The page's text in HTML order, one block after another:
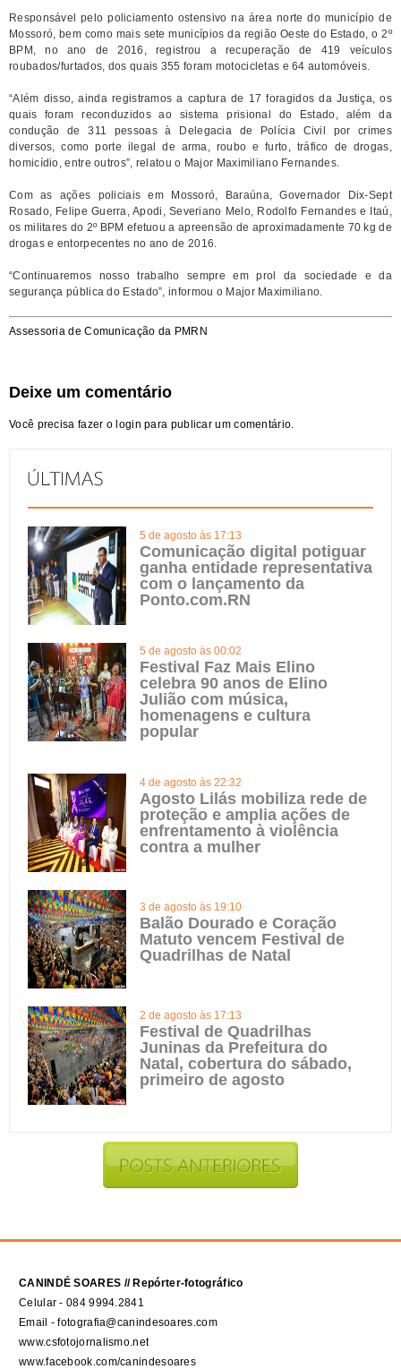
Responsável pelo policiamento ostensivo na área norte do município de
Mossoró, bem como mais sete municípios da região Oeste do Estado, o 2º
BPM, no ano de 2016, registrou a recuperação de 419 veículos
roubados/furtados, dos quais 355 foram motocicletas e 64 automóveis.
“Além disso, ainda registramos a captura de 17 foragidos da Justiça, os
quais foram reconduzidos ao sistema prisional do Estado, além da
condução de 311 pessoas à Delegacia de Polícia Civil por crimes
diversos, como porte ilegal de arma, roubo e furto, tráfico de drogas,
homicídio, entre outros”, relatou o Major Maximiliano Fernandes.
Com as ações policiais em Mossoró, Baraúna, Governador Dix-Sept
Rosado, Felipe Guerra, Apodi, Severiano Melo, Rodolfo Fernandes e Itaú,
os militares do 2º BPM efetuou a apreensão de aproximadamente 70 kg de
drogas e entorpecentes no ano de 2016.
“Continuaremos nosso trabalho sempre em prol da sociedade e da
segurança pública do Estado”, informou o Major Maximiliano.
Assessoria de Comunicação da PMRN
Deixe um comentário
Você precisa fazer o login para publicar um comentário.
5 de agosto às 17:13
Comunicação digital potiguar
ganha entidade representativa
com o lançamento da
Ponto.com.RN
5 de agosto às 00:02
Festival Faz Mais Elino
celebra 90 anos de Elino
Julião com música,
homenagens e cultura
popular
4 de agosto às 22:32
Agosto Lilás mobiliza rede de
proteção e amplia ações de
enfrentamento à violência
contra a mulher
3 de agosto às 19:10
Balão Dourado e Coração
Matuto vencem Festival de
Quadrilhas de Natal
2 de agosto às 17:13
Festival de Quadrilhas
Juninas da Prefeitura do
Natal, cobertura do sábado,
primeiro de agosto
CANINDÉ SOARES // Repórter-fotográfico
Celular - 084 9994.2841
Email - fotografia@canindesoares.com
www.csfotojornalismo.net
www.facebook.com/canindesoares